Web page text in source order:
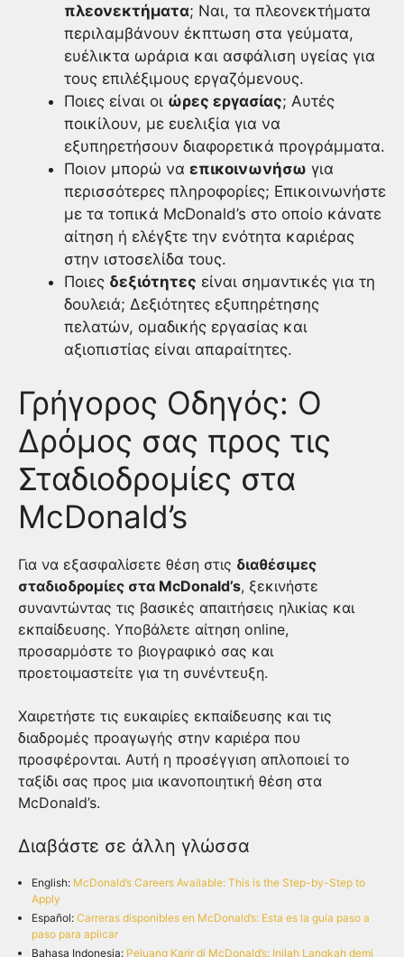
πλεονεκτήματα; Ναι, τα πλεονεκτήματα
περιλαμβάνουν έκπτωση στα γεύματα,
ευέλικτα ωράρια και ασφάλιση υγείας για
τους επιλέξιμους εργαζόμενους.
Ποιες είναι οι ώρες εργασίας; Αυτές
ποικίλουν, με ευελιξία για να
εξυπηρετήσουν διαφορετικά προγράμματα.
Ποιον μπορώ να επικοινωνήσω για
περισσότερες πληροφορίες; Επικοινωνήστε
με τα τοπικά McDonald’s στο οποίο κάνατε
αίτηση ή ελέγξτε την ενότητα καριέρας
στην ιστοσελίδα τους.
Ποιες δεξιότητες είναι σημαντικές για τη
δουλειά; Δεξιότητες εξυπηρέτησης
πελατών, ομαδικής εργασίας και
αξιοπιστίας είναι απαραίτητες.
Γρήγορος Οδηγός: Ο
Δρόμος σας προς τις
Σταδιοδρομίες στα
McDonald’s
Για να εξασφαλίσετε θέση στις διαθέσιμες
σταδιοδρομίες στα McDonald’s, ξεκινήστε
συναντώντας τις βασικές απαιτήσεις ηλικίας και
εκπαίδευσης. Υποβάλετε αίτηση online,
προσαρμόστε το βιογραφικό σας και
προετοιμαστείτε για τη συνέντευξη.
Χαιρετήστε τις ευκαιρίες εκπαίδευσης και τις
διαδρομές προαγωγής στην καριέρα που
προσφέρονται. Αυτή η προσέγγιση απλοποιεί το
ταξίδι σας προς μια ικανοποιητική θέση στα
McDonald’s.
Διαβάστε σε άλλη γλώσσα
English: McDonald’s Careers Available: This is the Step-by-Step to
Apply
Español: Carreras disponibles en McDonald’s: Esta es la guía paso a
paso para aplicar
Bahasa Indonesia: Peluang Karir di McDonald’s: Inilah Langkah demi